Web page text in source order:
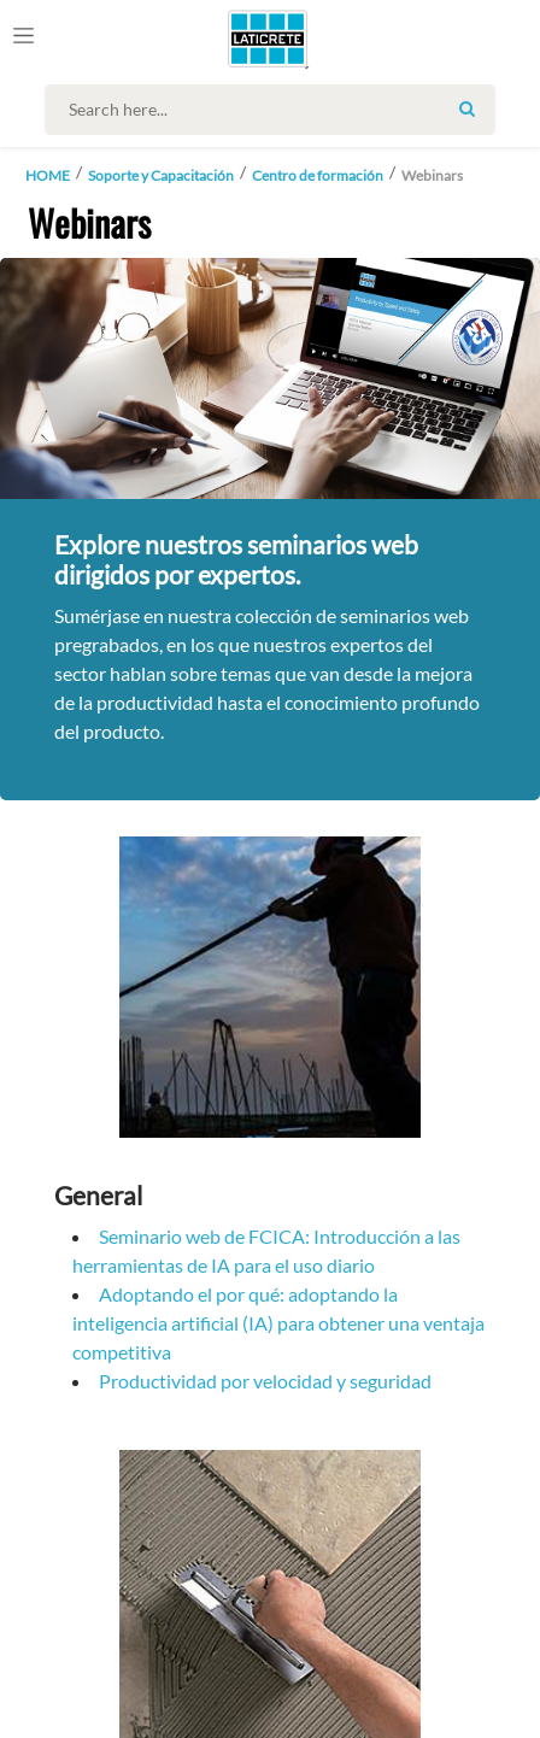
SEARCH
HOME Soporte y Capacitación Centro de formación Webinars
Webinars
Explore nuestros seminarios web
dirigidos por expertos.
Sumérjase en nuestra colección de seminarios web
pregrabados, en los que nuestros expertos del
sector hablan sobre temas que van desde la mejora
de la productividad hasta el conocimiento profundo
del producto.
General
Seminario web de FCICA: Introducción a las
herramientas de IA para el uso diario
Adoptando el por qué: adoptando la
inteligencia artificial (IA) para obtener una ventaja
competitiva
Productividad por velocidad y seguridad